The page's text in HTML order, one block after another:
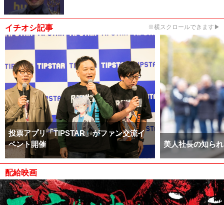
イチオシ記事 ※横スクロールできます▶
投票アプリ「TIPSTAR」がファン交流イ
ベント開催
美人社長の知ら
配給映画